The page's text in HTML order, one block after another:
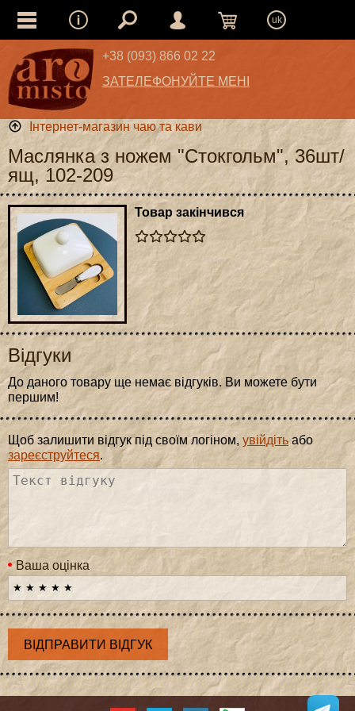
uk
+38 (093) 866 02 22
ЗАТЕЛЕФОНУЙТЕ МЕНІ
Інтернет-магазин чаю та кави
Маслянка з ножем "Стокгольм", 36шт/
ящ, 102-209
Товар закінчився
Відгуки
До даного товару ще немає відгуків. Ви можете бути
першим!
Щоб залишити відгук під своїм логіном, увійдіть або
зареєструйтеся.
Ваша оцінка